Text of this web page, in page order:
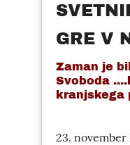
GRE V
Zaman je
Svoboda
kranjskega
23. november